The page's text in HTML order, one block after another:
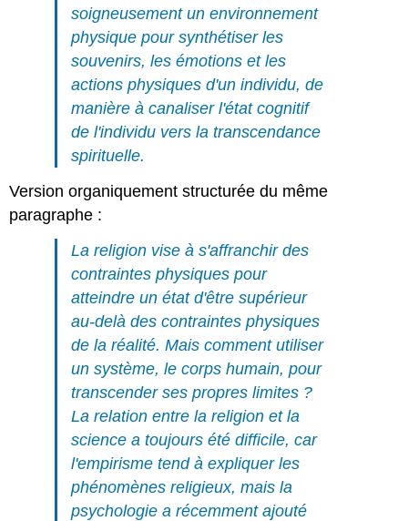
soigneusement un environnement
physique pour synthétiser les
souvenirs, les émotions et les
actions physiques d'un individu, de
manière à canaliser l'état cognitif
de l'individu vers la transcendance
spirituelle.
Version organiquement structurée du même
paragraphe :
La religion vise à s'affranchir des
contraintes physiques pour
atteindre un état d'être supérieur
au-delà des contraintes physiques
de la réalité. Mais comment utiliser
un système, le corps humain, pour
transcender ses propres limites ?
La relation entre la religion et la
science a toujours été difficile, car
l'empirisme tend à expliquer les
phénomènes religieux, mais la
psychologie a récemment ajouté